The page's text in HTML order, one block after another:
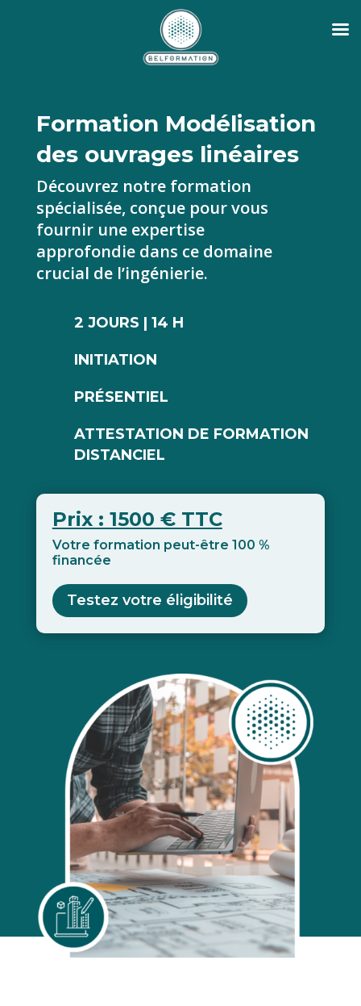
Formation Modélisation
des ouvrages linéaires
Découvrez notre formation
spécialisée, conçue pour vous
fournir une expertise
approfondie dans ce domaine
crucial de l’ingénierie.
2 JOURS | 14 H
INITIATION
PRÉSENTIEL
ATTESTATION DE FORMATION
DISTANCIEL
Prix : 1500 € TTC
Votre formation peut-être 100 %
financée
Testez votre éligibilité